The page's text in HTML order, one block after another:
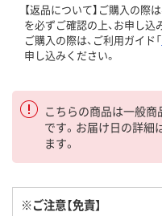
【返品について】ご購入の際
を必ずご確認の上、お申し込
ご購入の際は、ご利用ガイド「
申し込みください。
こちらの商品は一般
です。お届け日の詳細
ます。
※ご注意【免責】